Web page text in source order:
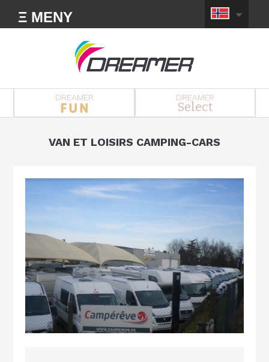
Ξ MENY
DREAMER DREAMER
Select
VAN ET LOISIRS CAMPING-CARS